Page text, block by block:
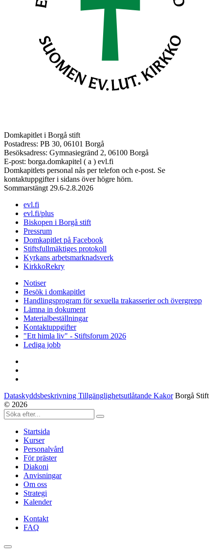
Domkapitlet i Borgå stift
Postadress: PB 30, 06101 Borgå
Besöksadress: Gymnasiegränd 2, 06100 Borgå
E-post: borga.domkapitel ( a ) evl.fi
Domkapitlets personal nås per telefon och e-post. Se
kontaktuppgifter i sidans över högre hörn.
Sommarstängt 29.6-2.8.2026
evl.fi
evl.fi/plus
Biskopen i Borgå stift
Pressrum
Domkapitlet på Facebook
Stiftsfullmäktiges protokoll
Kyrkans arbetsmarknadsverk
KirkkoRekry
Notiser
Besök i domkapitlet
Handlingsprogram för sexuella trakasserier och övergrepp
Lämna in dokument
Materialbeställningar
Kontaktuppgifter
"Ett himla liv" - Stiftsforum 2026
Lediga jobb
Dataskyddsbeskrivning Tillgänglighetsutlåtande Kakor Borgå Stift
© 2026
Startsida
Kurser
Personalvård
För präster
Diakoni
Anvisningar
Om oss
Strategi
Kalender
Kontakt
FAQ